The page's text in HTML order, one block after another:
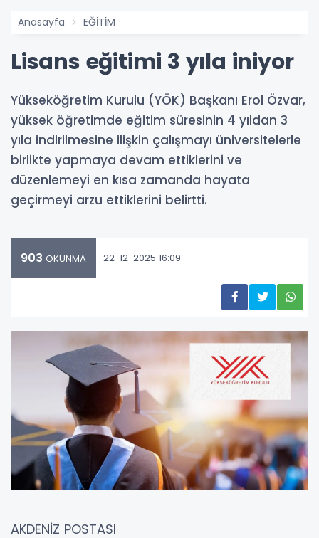
Anasayfa EĞİTİM
Lisans eğitimi 3 yıla iniyor
Yükseköğretim Kurulu (YÖK) Başkanı Erol Özvar,
yüksek öğretimde eğitim süresinin 4 yıldan 3
yıla indirilmesine ilişkin çalışmayı üniversitelerle
birlikte yapmaya devam ettiklerini ve
düzenlemeyi en kısa zamanda hayata
geçirmeyi arzu ettiklerini belirtti.
903 OKUNMA 22-12-2025 16:09
AKDENİZ POSTASI